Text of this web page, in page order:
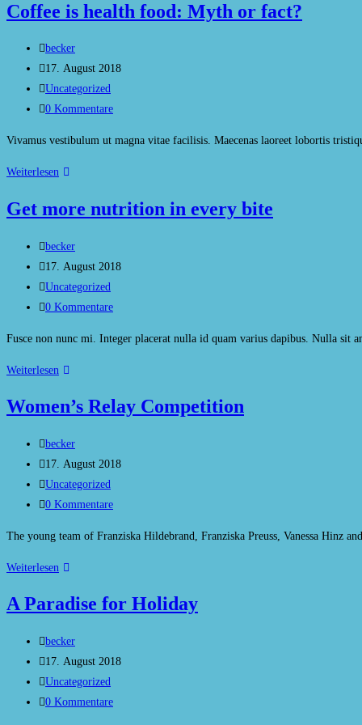
Coffee is health food: Myth or fact?
Beitrags-
Autor:
becker
Beitrag
veröffentlicht:
17. August 2018
Beitrags-
Kategorie:
Uncategorized
Beitrags-
0 Kommentare
Vivamus vestibulum ut magna vitae facilisis. Maecenas laoreet lobortis
Weiterlesen Coffee
health
Myth
or
fact?
Get more nutrition in every bite
Beitrags-
Autor:
becker
Beitrag
veröffentlicht:
17. August 2018
Beitrags-
Kategorie:
Uncategorized
Beitrags-
0 Kommentare
Fusce non nunc mi. Integer placerat nulla id quam varius dapibus. Nulla
Weiterlesen Get
nutrition
every
bite
Women’s Relay Competition
Beitrags-
Autor:
becker
Beitrag
veröffentlicht:
17. August 2018
Beitrags-
Kategorie:
Uncategorized
Beitrags-
0 Kommentare
The young team of Franziska Hildebrand, Franziska Preuss, Vanessa Hinz
Weiterlesen Women’s
Competition
A Paradise for Holiday
Beitrags-
Autor:
becker
Beitrag
veröffentlicht:
17. August 2018
Beitrags-
Kategorie:
Uncategorized
Beitrags-
0 Kommentare